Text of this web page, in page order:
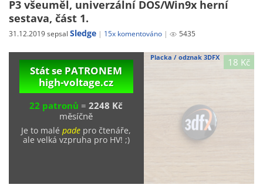
P3 všeuměl, univerzální DOS/Win9x herní
sestava, část 1.
31.12.2019 sepsal Sledge 15x komentováno 5435
Stát se PATRONEM
high-voltage.cz
22 patronů =2248 Kč
měsíčně
Je to malépade pro čtenáře,
ale velká vzpruha pro HV! ;)
18 Kč
Placka / odznak 3DFX